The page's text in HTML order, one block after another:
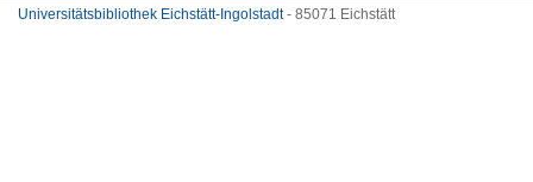
Universitätsbibliothek Eichstätt-Ingolstadt- 85071 Eichstätt